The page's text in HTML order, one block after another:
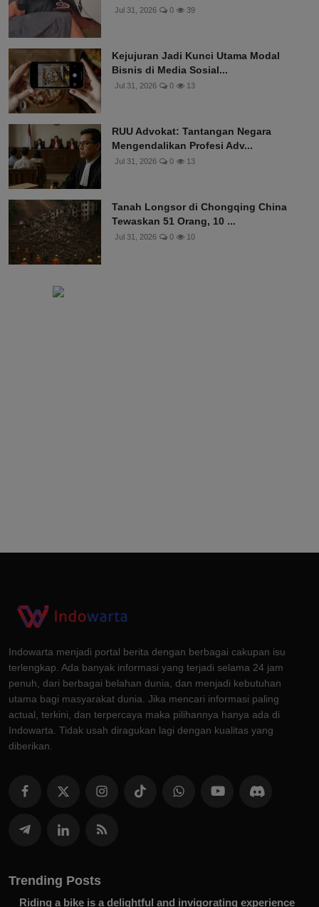
Jul 31, 2026 0 39
Kejujuran Jadi Kunci Utama Modal
Bisnis di Media Sosial...
Jul 31, 2026 0 13
RUU Advokat: Tantangan Negara
Mengendalikan Profesi Adv...
Jul 31, 2026 0 13
Tanah Longsor di Chongqing China
Tewaskan 51 Orang, 10 ...
Jul 31, 2026 0 10
Indowarta menjadi portal berita dengan berbagai cakupan isu
terlengkap. Ada banyak informasi yang terjadi selama 24 jam
penuh, dari berbagai belahan dunia, dan menjadi kebutuhan
utama bagi masyarakat dunia. Jika mencari informasi paling
actual, terkini, dan terpercaya maka pilihannya hanya ada di
Indowarta. Tidak usah diragukan lagi dengan kualitas yang
diberikan.
Trending Posts
Riding a bike is a delightful and invigorating experience